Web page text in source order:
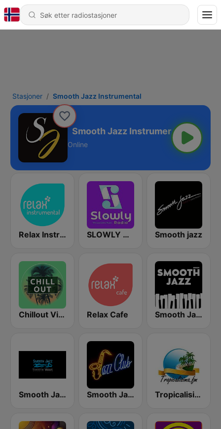
Stasjoner Smooth Jazz Instrumental
Online
Relax Instrumental SLOWLY RADIO Smooth jazz
Chillout Vibes Relax Cafe Smooth Jazz - Groov
Smooth Jazz Smooth Wave Smooth Jazz Tri-Cities WA Tropicalisima.fm Instrumental